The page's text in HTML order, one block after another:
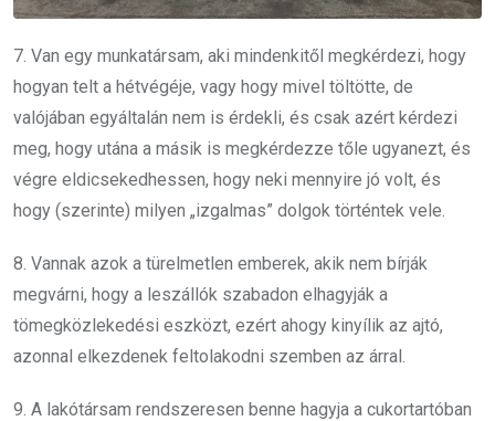
7. Van egy munkatársam, aki mindenkitől megkérdezi, hogy
hogyan telt a hétvégéje, vagy hogy mivel töltötte, de
valójában egyáltalán nem is érdekli, és csak azért kérdezi
meg, hogy utána a másik is megkérdezze tőle ugyanezt, és
végre eldicsekedhessen, hogy neki mennyire jó volt, és
hogy (szerinte) milyen „izgalmas” dolgok történtek vele.
8. Vannak azok a türelmetlen emberek, akik nem bírják
megvárni, hogy a leszállók szabadon elhagyják a
tömegközlekedési eszközt, ezért ahogy kinyílik az ajtó,
azonnal elkezdenek feltolakodni szemben az árral.
9. A lakótársam rendszeresen benne hagyja a cukortartóban